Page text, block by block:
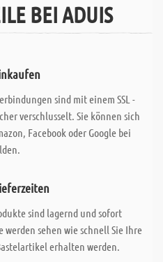
BEI ADUIS
sind mit einem SSL -
verschlusselt. Sie können sich
Facebook oder Google bei
sind lagernd und sofort
werden sehen wie schnell Sie Ihre
erhalten werden.